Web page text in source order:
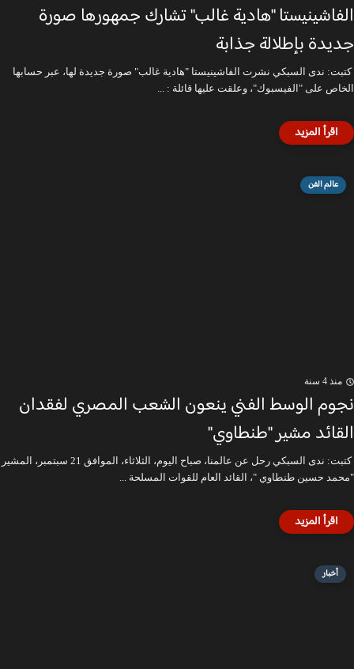
الفاشينيستا "هادية غالب" تشارك جمهورها صورة
جديدة بإطلالة جذابة
كتبت: ندى السبكي نشرت الفاشينيستا "هادية غالب" صورة جديدة لها، عبر حسابها
الخاص على "الفيسبوك"، وعلقت عليها قائلة : ...
عالم الفن
منذ 4 سنة
نجوم الوسط الفني ينعون الشعب المصري لفقدان
القائد مشير "طنطاوي"
كتبت: ندى السبكي رحل عن عالمنا، صباح اليوم، الثلاثاء، الموافق 21 سبتمبر، المشير
"محمد حسين طنطاوي "، القائد العام للقوات المسلحة ...
أخبار